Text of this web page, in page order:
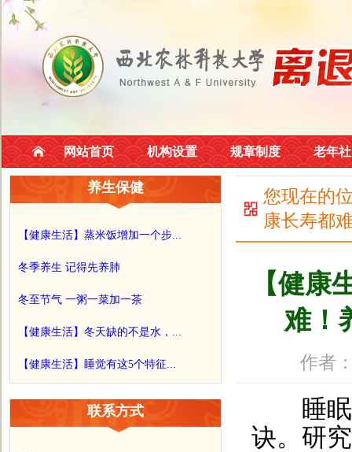
网站首页 机构设置 规章制度 老年
养生保健
【健康生活】蒸米饭增加一个步...
冬季养生 记得先养肺
冬至节气 一粥一菜加一茶
【健康生活】冬天缺的不是水，...
【健康生活】睡觉有这5个特征...
联系方式
您现在的
康长寿都
【健康
难！
作者
睡眠是
诀。研